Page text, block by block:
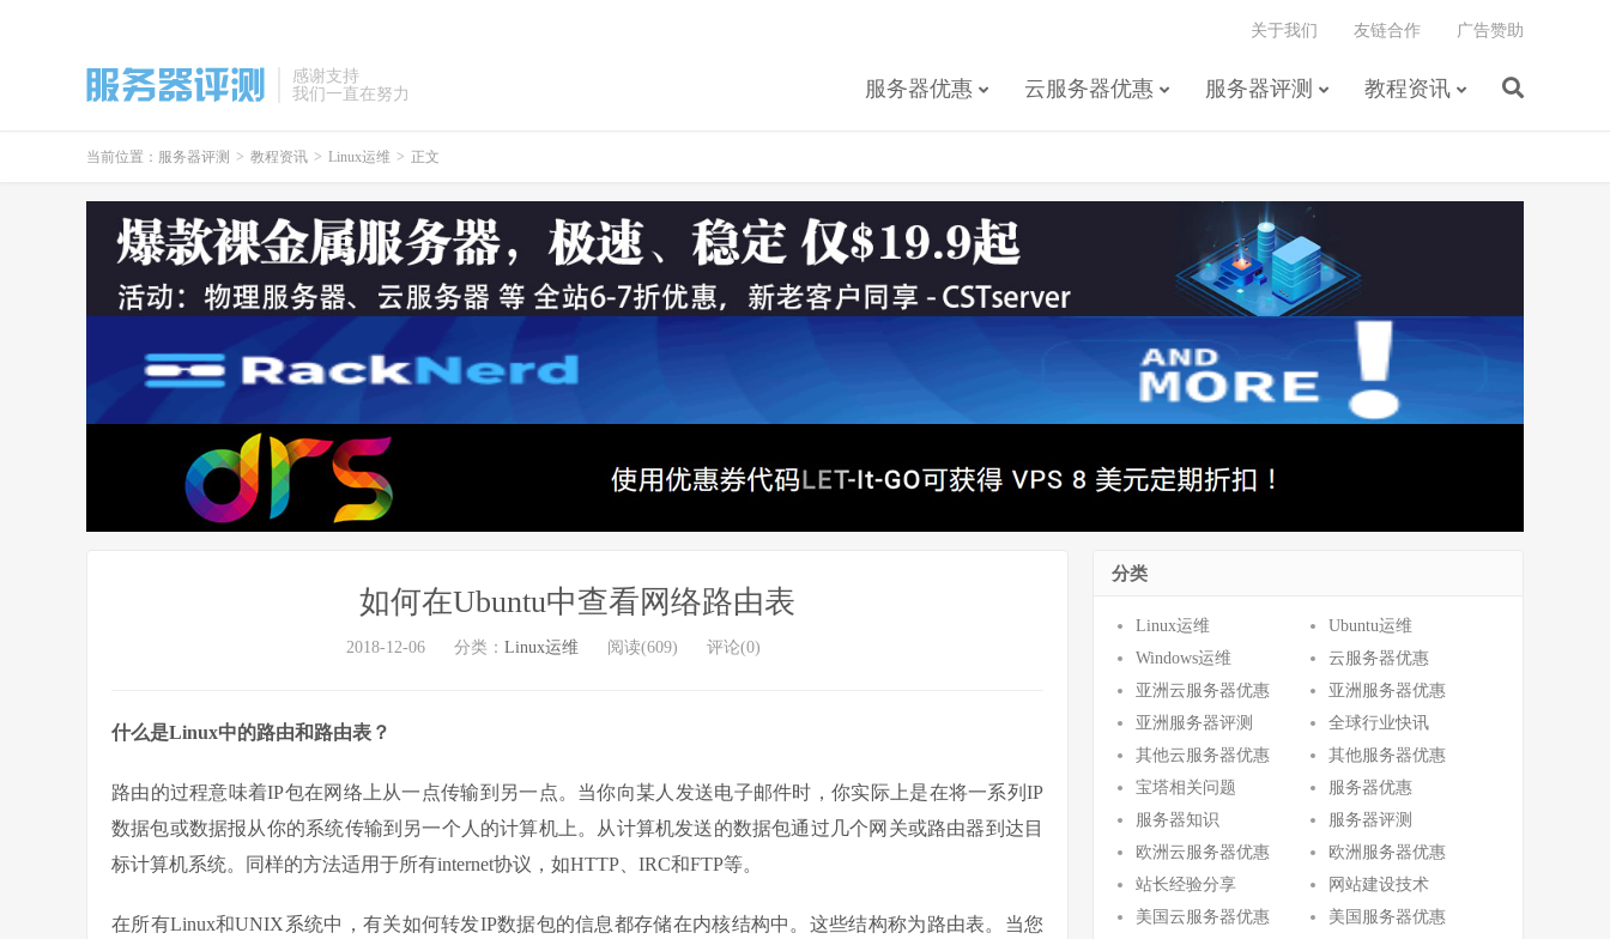
感谢支持
我们一直在努力
服务器优惠 云服务器优惠 服务器评测 教程资讯
关于我们 友链合作 广告赞助
当前位置： 服务器评测 > 教程资讯 > Linux运维 > 正文
如何在Ubuntu中查看网络路由表
2018-12-06 分类： Linux运维 阅读(609) 评论(0)
什么是Linux中的路由和路由表？
路由的过程意味着IP包在网络上从一点传输到另一点。当你向某人发送电子邮件时，你实际上是在将一系列IP
数据包或数据报从你的系统传输到另一个人的计算机上。从计算机发送的数据包通过几个网关或路由器到达目
标计算机系统。同样的方法适用于所有internet协议，如HTTP、IRC和FTP等。
在所有Linux和UNIX系统中，有关如何转发IP数据包的信息都存储在内核结构中。这些结构称为路由表。当您
分类
Linux运维
Ubuntu运维
Windows运维
云服务器优惠
亚洲云服务器优惠
亚洲服务器优惠
亚洲服务器评测
全球行业快讯
其他云服务器优惠
其他服务器优惠
宝塔相关问题
服务器优惠
服务器知识
服务器评测
欧洲云服务器优惠
欧洲服务器优惠
站长经验分享
网站建设技术
美国云服务器优惠
美国服务器优惠